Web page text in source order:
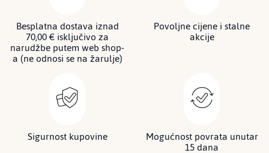
Besplatna dostava iznad
70,00 € isključivo za
narudžbe putem web shop-
a (ne odnosi se na žarulje)
Povoljne cijene i stalne
akcije
Sigurnost kupovine Mogućnost povrata unutar
15 dana